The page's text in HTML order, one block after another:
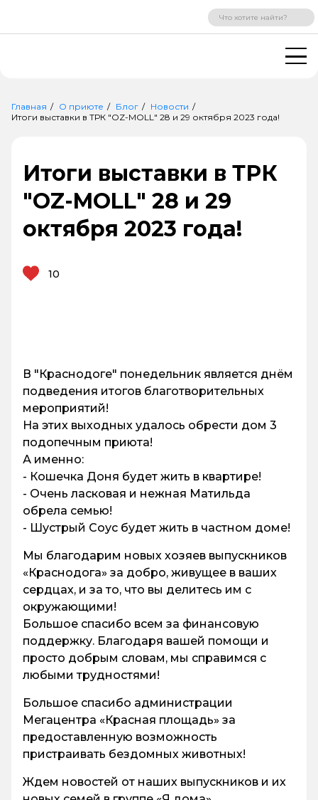
ВХОД РЕГИСТРАЦИЯ
Главная О приюте Блог
Новости
Итоги выставки в ТРК "OZ-MOLL" 28 и 29 октября 2023 года!
Итоги выставки в ТРК
"OZ-MOLL" 28 и 29
октября 2023 года!
10
В "Краснодоге" понедельник является днём
подведения итогов благотворительных
мероприятий!
На этих выходных удалось обрести дом 3
подопечным приюта!
А именно:
- Кошечка Доня будет жить в квартире!
- Очень ласковая и нежная Матильда
обрела семью!
- Шустрый Соус будет жить в частном доме!
Мы благодарим новых хозяев выпускников
«Краснодога» за добро, живущее в ваших
сердцах, и за то, что вы делитесь им с
окружающими!
Большое спасибо всем за финансовую
поддержку. Благодаря вашей помощи и
просто добрым словам, мы справимся с
любыми трудностями!
Большое спасибо администрации
Мегацентра «Красная площадь» за
предоставленную возможность
пристраивать бездомных животных!
Ждем новостей от наших выпускников и их